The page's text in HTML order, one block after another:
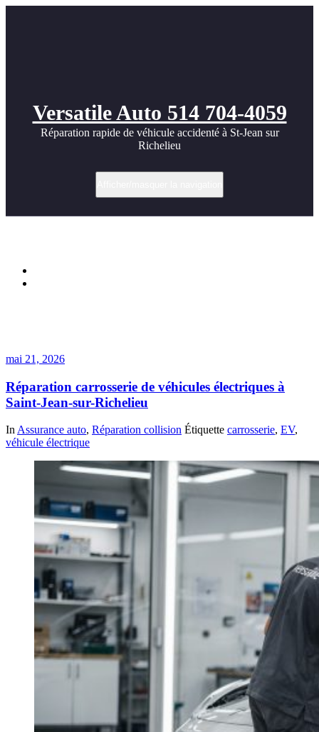
Versatile Auto 514 704-4059
Réparation rapide de véhicule accidenté à St-Jean sur
Richelieu
mai 21, 2026
Réparation carrosserie de véhicules électriques à
Saint-Jean-sur-Richelieu
In Assurance auto, Réparation collision Étiquette carrosserie, EV,
véhicule électrique